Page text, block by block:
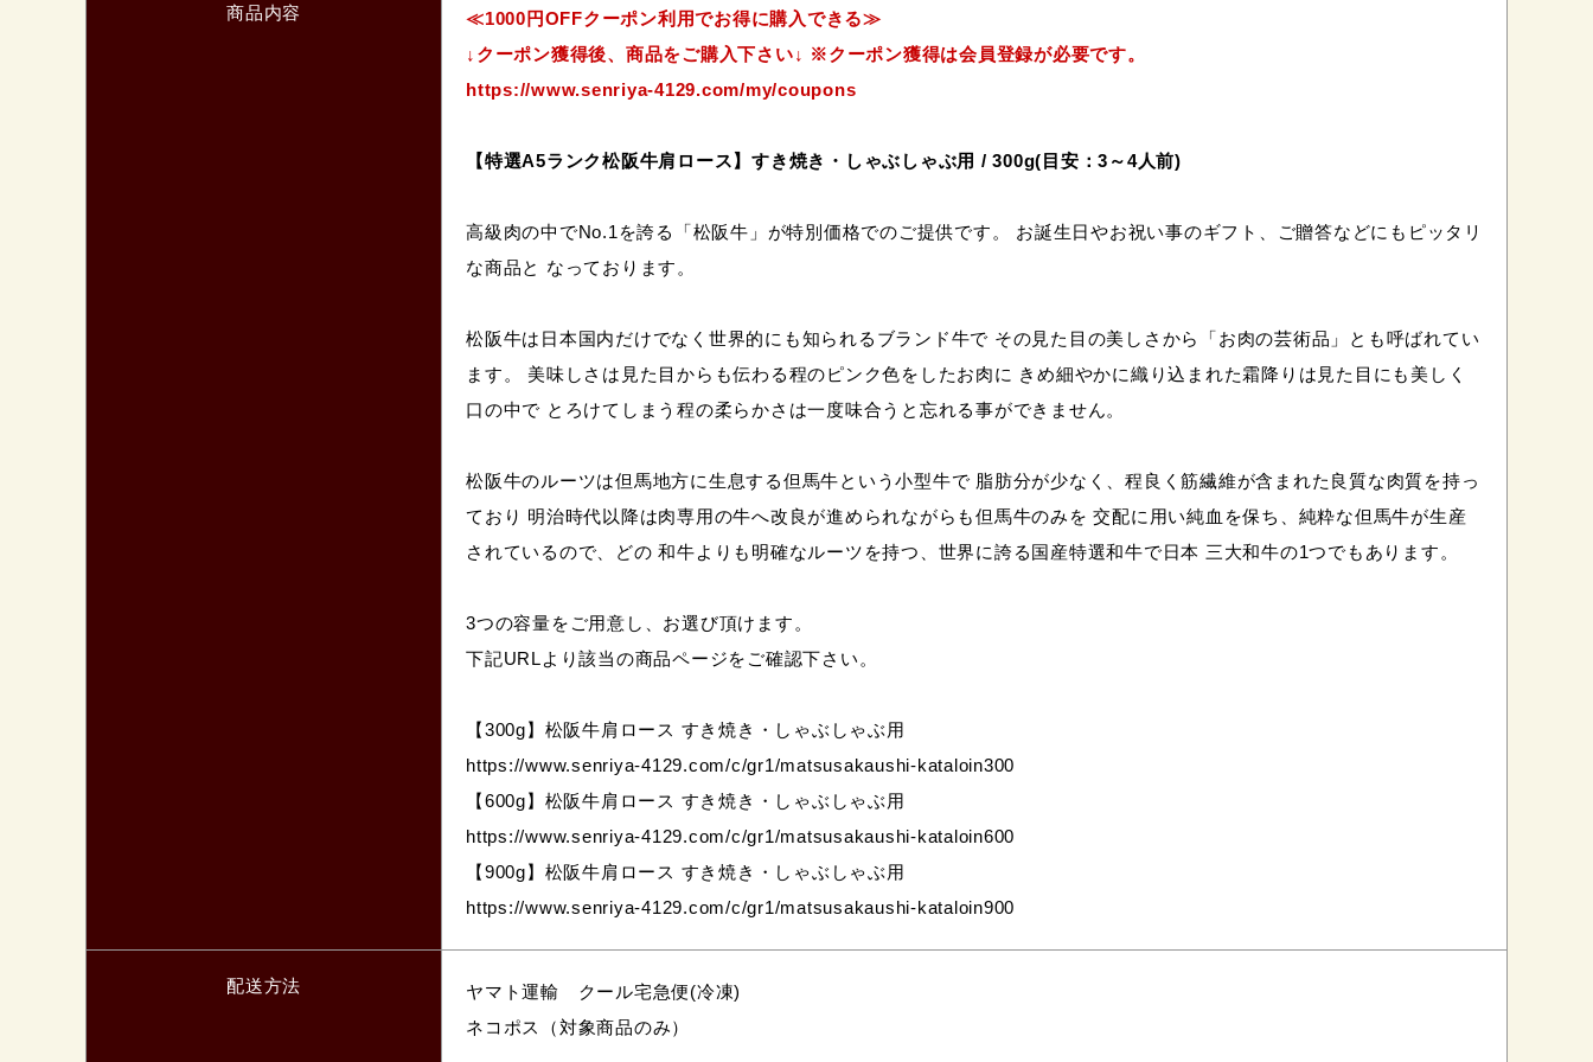
商品内容
≪1000円OFFクーポン利用でお得に購入できる≫
↓クーポン獲得後、商品をご購入下さい↓ ※クーポン獲得は会員登録が必要です。
https://www.senriya-4129.com/my/coupons
【特選A5ランク松阪牛肩ロース】すき焼き・しゃぶしゃぶ用 / 300g(目安：3～4人前)
高級肉の中でNo.1を誇る「松阪牛」が特別価格でのご提供です。 お誕生日やお祝い事のギフト、ご贈答などにもピッタリ
な商品と なっております。
松阪牛は日本国内だけでなく世界的にも知られるブランド牛で その見た目の美しさから「お肉の芸術品」とも呼ばれてい
ます。 美味しさは見た目からも伝わる程のピンク色をしたお肉に きめ細やかに織り込まれた霜降りは見た目にも美しく
口の中で とろけてしまう程の柔らかさは一度味合うと忘れる事ができません。
松阪牛のルーツは但馬地方に生息する但馬牛という小型牛で 脂肪分が少なく、程良く筋繊維が含まれた良質な肉質を持っ
ており 明治時代以降は肉専用の牛へ改良が進められながらも但馬牛のみを 交配に用い純血を保ち、純粋な但馬牛が生産
されているので、どの 和牛よりも明確なルーツを持つ、世界に誇る国産特選和牛で日本 三大和牛の1つでもあります。
3つの容量をご用意し、お選び頂けます。
下記URLより該当の商品ページをご確認下さい。
【300g】松阪牛肩ロース すき焼き・しゃぶしゃぶ用
https://www.senriya-4129.com/c/gr1/matsusakaushi-kataloin300
【600g】松阪牛肩ロース すき焼き・しゃぶしゃぶ用
https://www.senriya-4129.com/c/gr1/matsusakaushi-kataloin600
【900g】松阪牛肩ロース すき焼き・しゃぶしゃぶ用
https://www.senriya-4129.com/c/gr1/matsusakaushi-kataloin900
配送方法
ヤマト運輸 クール宅急便(冷凍)
ネコポス（対象商品のみ）